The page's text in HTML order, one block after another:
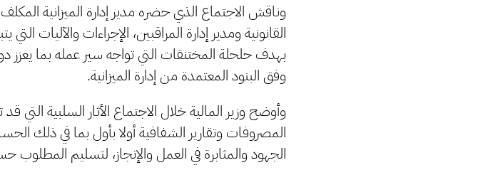
وناقش الاجتماع الذي حضره مدير إدارة الميزانية
القانونية ومدير إدارة المراقبين، الإجراءات والآليات
بهدف حلحلة المختنقات التي تواجه سير عمله بما يعزز
وفق البنود المعتمدة من إدارة الميزانية.
وأوضح وزير المالية خلال الاجتماع الأثار السلبية التي قد
المصروفات وتقارير الشفافية أولا بأول بما في ذلك
الجهود والمثابرة في العمل والإنجاز، لتسليم المطلوب